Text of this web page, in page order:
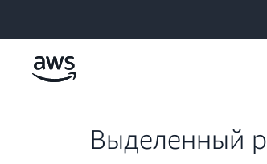
Выделенный